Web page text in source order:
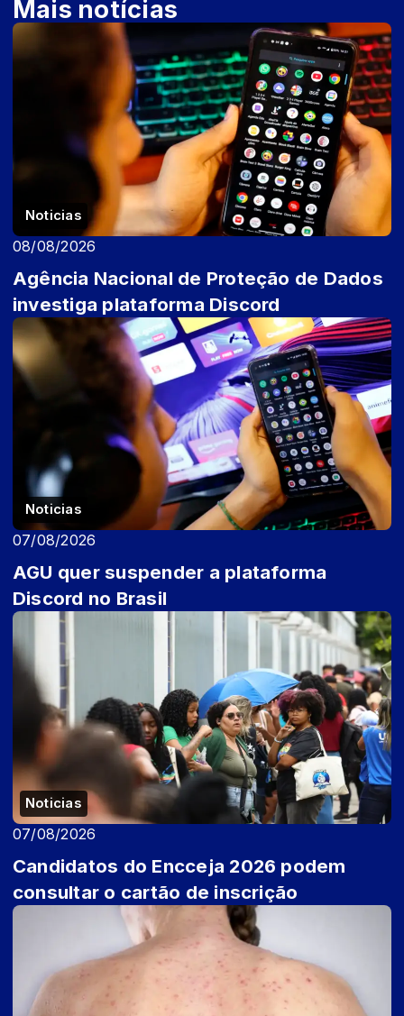
Mais notícias
Noticias
08/08/2026
Agência Nacional de Proteção de Dados
investiga plataforma Discord
Noticias
07/08/2026
AGU quer suspender a plataforma
Discord no Brasil
Noticias
07/08/2026
Candidatos do Encceja 2026 podem
consultar o cartão de inscrição